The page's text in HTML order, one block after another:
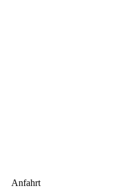
Anfahrt